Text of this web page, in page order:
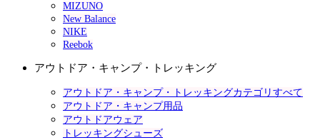
MIZUNO
New Balance
NIKE
Reebok
アウトドア・キャンプ・トレッキング
アウトドア・キャンプ・トレッキングカテゴリすべて
アウトドア・キャンプ用品
アウトドアウェア
トレッキングシューズ